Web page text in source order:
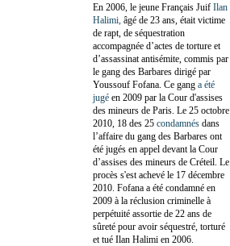
En 2006, le jeune Français Juif Ilan
Halimi, âgé de 23 ans, était victime
de rapt, de séquestration
accompagnée d’actes de torture et
d’assassinat antisémite, commis par
le gang des Barbares dirigé par
Youssouf Fofana. Ce gang a été
jugé en 2009 par la Cour d'assises
des mineurs de Paris. Le 25 octobre
2010, 18 des 25 condamnés dans
l’affaire du gang des Barbares ont
été jugés en appel devant la Cour
d’assises des mineurs de Créteil. Le
procès s'est achevé le 17 décembre
2010. Fofana a été condamné en
2009 à la réclusion criminelle à
perpétuité assortie de 22 ans de
sûreté pour avoir séquestré, torturé
et tué Ilan Halimi en 2006.